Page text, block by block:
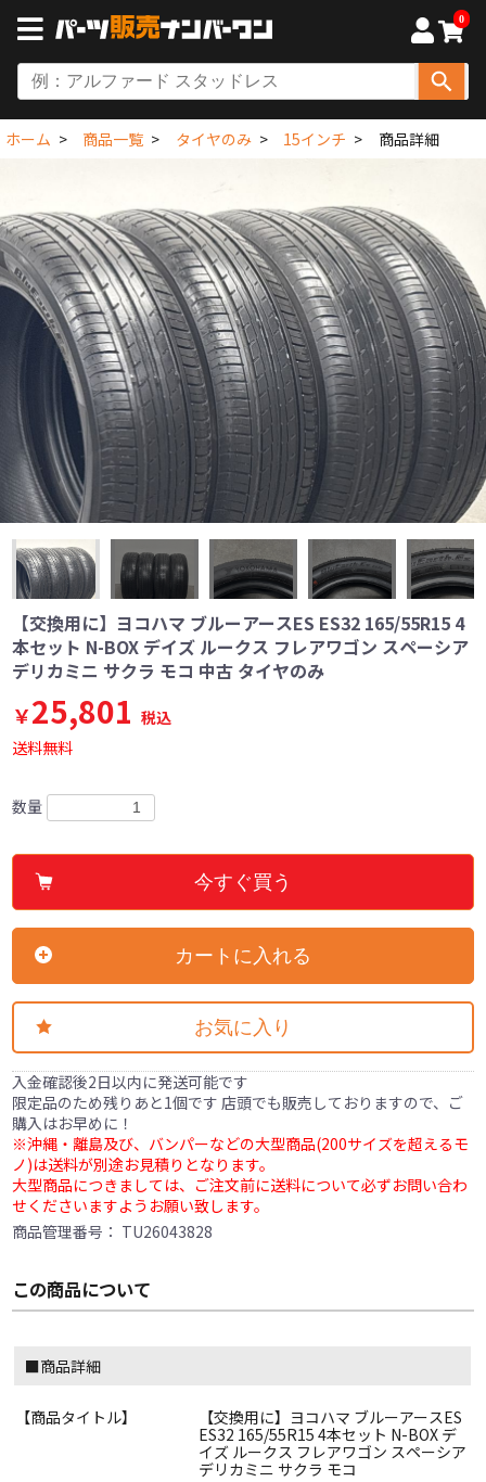
0
ホーム 商品一覧 タイヤのみ 15インチ 商品詳細
【交換用に】ヨコハマ ブルーアースES ES32 165/55R15 4
本セット N-BOX デイズ ルークス フレアワゴン スペーシア
デリカミニ サクラ モコ 中古 タイヤのみ
￥25,801 税込
送料無料
数量
今すぐ買う
カートに入れる
お気に入り
入金確認後2日以内に発送可能です
限定品のため残りあと1個です 店頭でも販売しておりますので、ご
購入はお早めに！
※沖縄・離島及び、バンパーなどの大型商品(200サイズを超えるモ
ノ)は送料が別途お見積りとなります。
大型商品につきましては、ご注文前に送料について必ずお問い合わ
せくださいますようお願い致します。
商品管理番号： TU26043828
この商品について
■商品詳細
【商品タイトル】
【交換用に】ヨコハマ ブルーアースES
ES32 165/55R15 4本セット N-BOX デ
イズ ルークス フレアワゴン スペーシア
デリカミニ サクラ モコ